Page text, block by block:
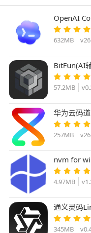
OpenAI
632MB
BitFun(AI
57.2MB
华为云码
官方安装版
257MB
nvm for
v1.2.2 安
4.97MB
通义灵码
v0.4.0
345MB